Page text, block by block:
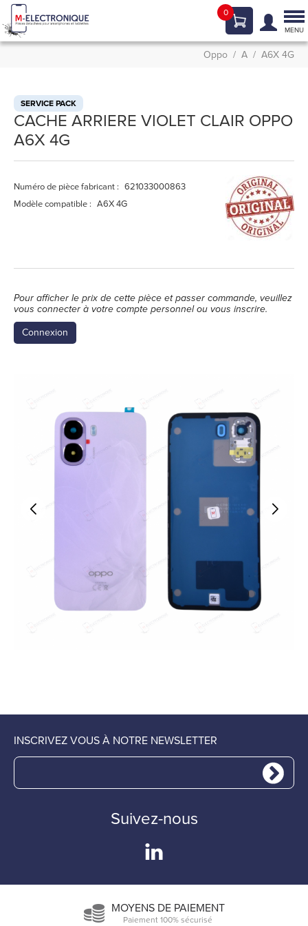
0
MENU
Oppo A A6X 4G
SERVICE PACK
CACHE ARRIERE VIOLET CLAIR OPPO
A6X 4G
Numéro de pièce fabricant : 621033000863
Modèle compatible : A6X 4G
Pour afficher le prix de cette pièce et passer commande, veuillez
vous connecter à votre compte personnel ou vous inscrire.
Connexion
INSCRIVEZ VOUS À NOTRE NEWSLETTER
Suivez-nous
MOYENS DE PAIEMENT
Paiement 100% sécurisé